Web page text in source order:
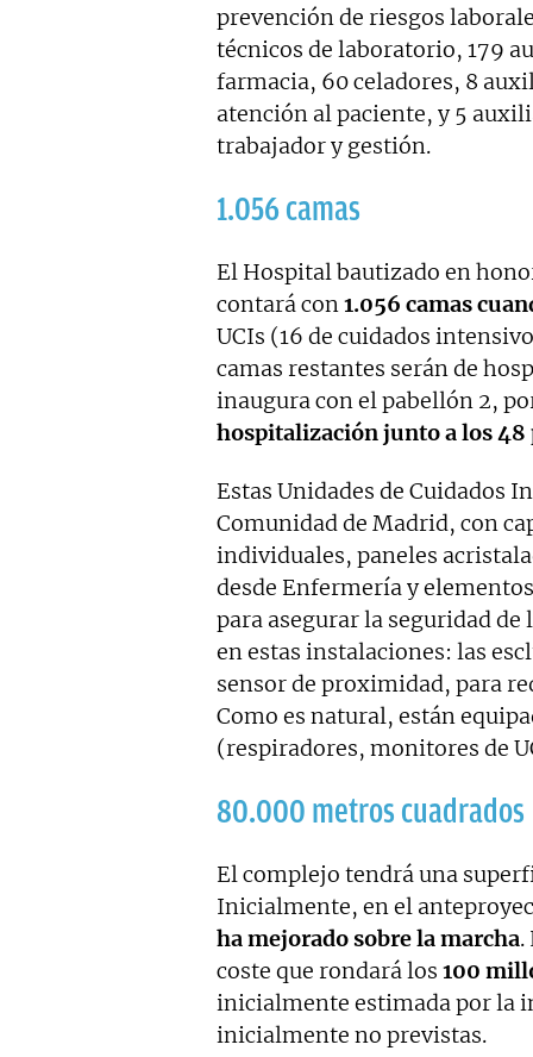
prevención de riesgos
técnicos de laboratorio, 179
farmacia, 60 celadores, 8
atención al paciente, y 5
trabajador y gestión.
1.056 camas
El Hospital bautizado en
contará con1.056 camas
UCIs (16 de cuidados
camas restantes serán de
inaugura con el pabellón 2,
hospitalización junto a los 48
Estas Unidades de Cuidados
Comunidad de Madrid, con
individuales, paneles
desde Enfermería y
para asegurar la seguridad de
en estas instalaciones: las
sensor de proximidad, para
Como es natural, están
(respiradores, monitores de
80.000 metros cuadrados
El complejo tendrá una
Inicialmente, en el
ha mejorado sobre la marcha.
coste que rondará los 100
inicialmente estimada por la
inicialmente no previstas.